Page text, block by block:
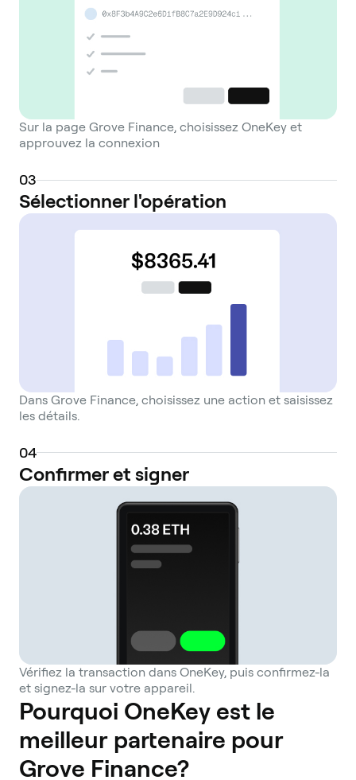
Sur la page Grove Finance, choisissez OneKey et
approuvez la connexion
03
Sélectionner l'opération
Dans Grove Finance, choisissez une action et saisissez
les détails.
04
Confirmer et signer
Vérifiez la transaction dans OneKey, puis confirmez-la
et signez-la sur votre appareil.
Pourquoi OneKey est le
meilleur partenaire pour
Grove Finance?